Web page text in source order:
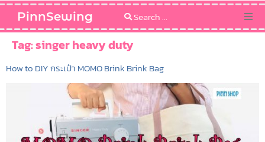
PinnSewing
Blog
Sewing Pattern
Tag:singer heavy duty
How to DIY กระเป๋า MOMO Brink Brink Bag